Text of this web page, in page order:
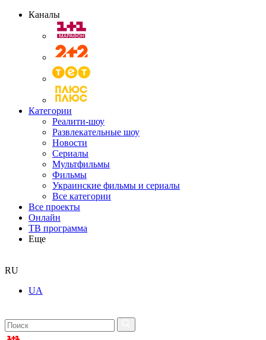
Каналы
Категории
Реалити-шоу
Развлекательные шоу
Новости
Сериалы
Мультфильмы
Фильмы
Украинские фильмы и сериалы
Все категории
Все проекты
Онлайн
ТВ программа
Еще
RU
UA